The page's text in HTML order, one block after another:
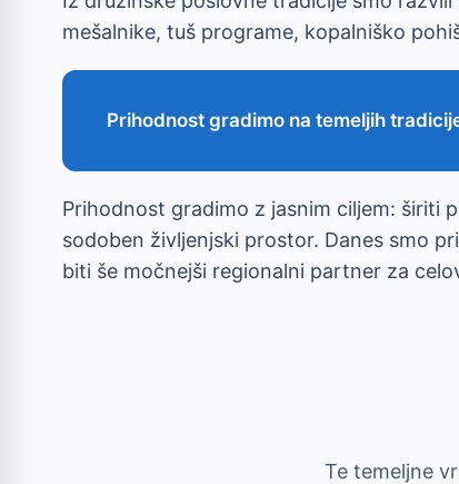
mešalnike, tuš programe, kopalniško
Prihodnost gradimo na temeljih
Prihodnost gradimo z jasnim ciljem:
sodoben življenjski prostor. Danes smo
biti še močnejši regionalni partner za
Te temeljne